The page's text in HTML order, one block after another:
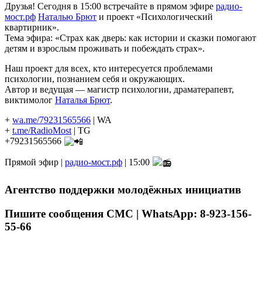
Друзья! Сегодня в 15:00 встречайте в прямом эфире радио-
мост.рф Наталью Брют и проект «Психологический
квартирник».
Тема эфира: «Страх как дверь: как истории и сказки помогают
детям и взрослым проживать и побеждать страх».
Наш проект для всех, кто интересуется проблемами
психологии, познанием себя и окружающих.
Автор и ведущая — магистр психологии, драматерапевт,
виктимолог Наталья Брют.
+ wa.me/79231565566 | WA
+ t.me/RadioMost | TG
+79231565566
Прямой эфир | радио-мост.рф | 15:00
Агентство поддержки молодёжных инициатив
Пишите сообщения СМС | WhatsApp: 8-923-156-
55-66